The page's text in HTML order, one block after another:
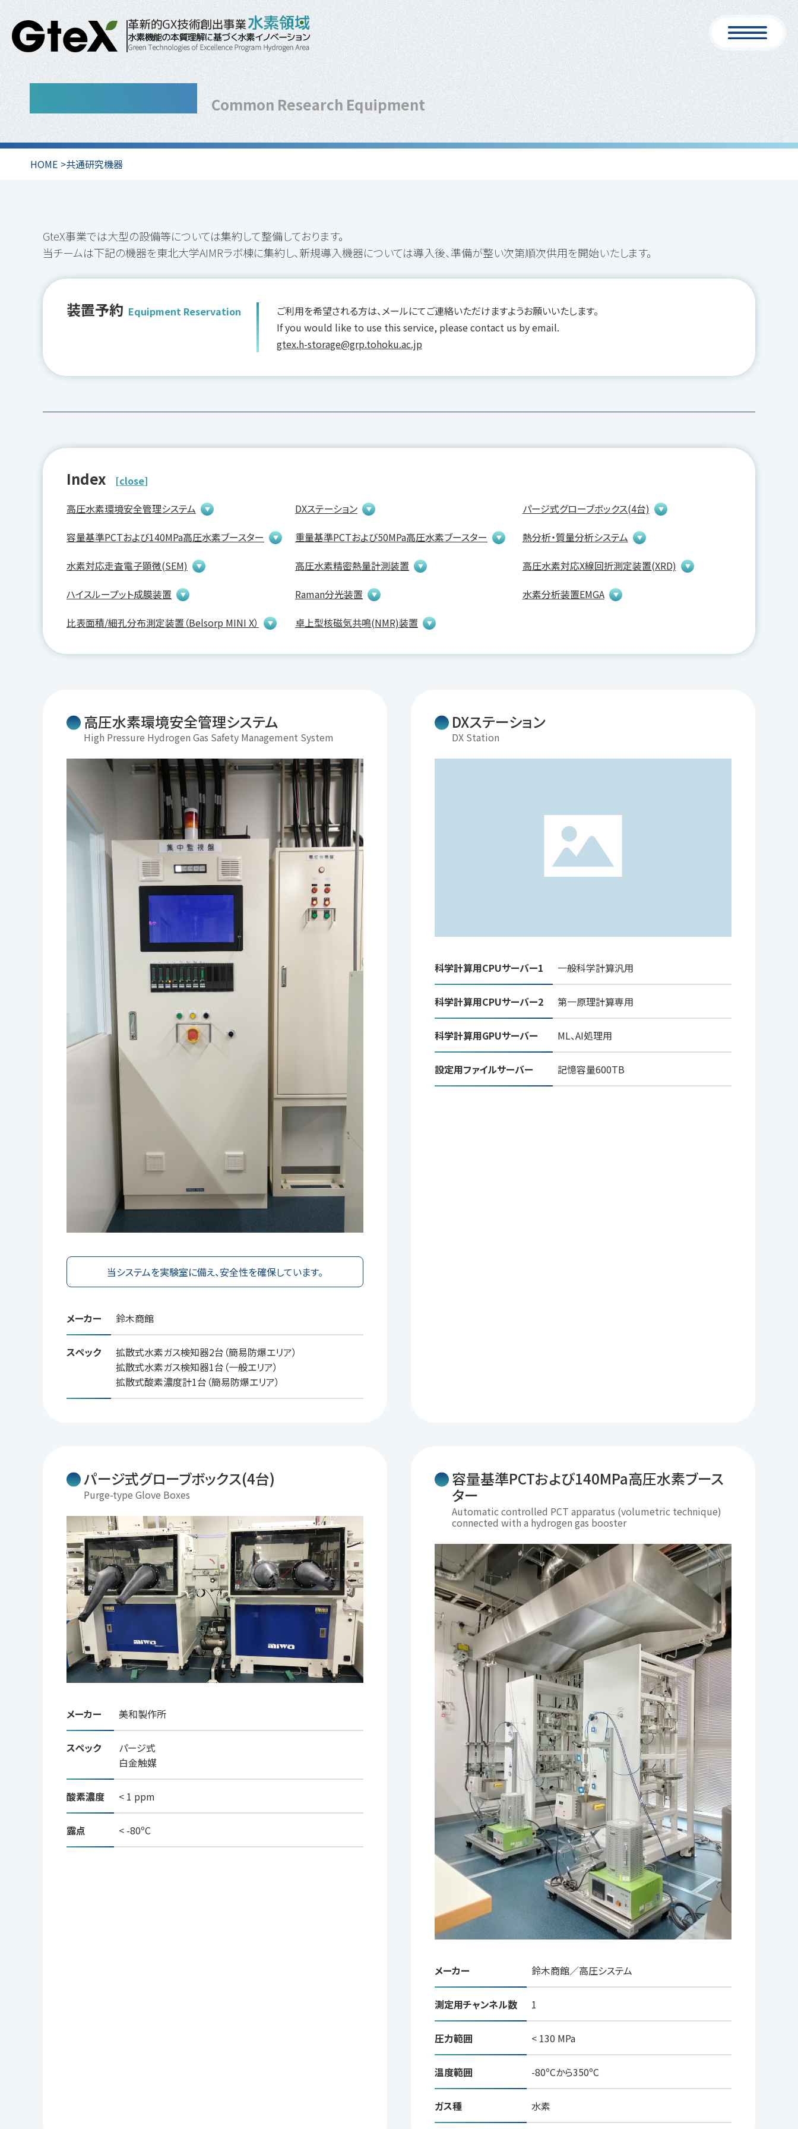
Common Research Equipment
HOME 共通研究機器
GteX事業では大型の設備等については集約して整備しております。
当チームは下記の機器を東北大学AIMRラボ棟に集約し、新規導入機器については導入後、準備が整い次第順次供用を開始いたします。
装置予約 Equipment Reservation
ご利用を希望される方は、メールにてご連絡いただけますようお願いいたします。
If you would like to use this service, please contact us by email.
gtex.h-storage@grp.tohoku.ac.jp
Index
close
高圧水素環境安全管理システム
DXステーション
パージ式グローブボックス(4台)
容量基準PCTおよび140MPa高圧水素ブースター
重量基準PCTおよび50MPa高圧水素ブースター
熱分析・質量分析システム
水素対応走査電子顕微(SEM)
高圧水素精密熱量計測装置
高圧水素対応X線回折測定装置(XRD)
ハイスループット成膜装置
Raman分光装置
水素分析装置EMGA
比表面積/細孔分布測定装置（Belsorp MINI X）
卓上型核磁気共鳴(NMR)装置
高圧水素環境安全管理システム
High Pressure Hydrogen Gas Safety Management System
当システムを実験室に備え、安全性を確保しています。
メーカー 鈴木商館
スペック
拡散式水素ガス検知器2台（簡易防爆エリア）
拡散式水素ガス検知器1台（一般エリア）
拡散式酸素濃度計1台（簡易防爆エリア）
DXステーション
DX Station
科学計算用CPUサーバー1 一般科学計算汎用
科学計算用CPUサーバー2 第一原理計算専用
科学計算用GPUサーバー ML、AI処理用
設定用ファイルサーバー 記憶容量600TB
パージ式グローブボックス(4台)
Purge-type Glove Boxes
メーカー 美和製作所
スペック
パージ式
白金触媒
酸素濃度 < 1 ppm
露点 < -80ºC
容量基準PCTおよび140MPa高圧水素ブース
ター
Automatic controlled PCT apparatus (volumetric technique)
connected with a hydrogen gas booster
メーカー 鈴木商館／高圧システム
測定用チャンネル数 1
圧力範囲 < 130 MPa
温度範囲 -80ºCから350ºC
ガス種 水素